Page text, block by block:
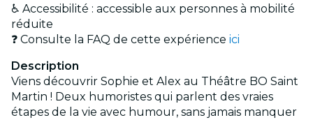
♿ Accessibilité : accessible aux personnes à mobilité
réduite
❓ Consulte la FAQ de cette expérience ici
Description
Viens découvrir Sophie et Alex au Théâtre BO Saint
Martin ! Deux humoristes qui parlent des vraies
étapes de la vie avec humour, sans jamais manquer